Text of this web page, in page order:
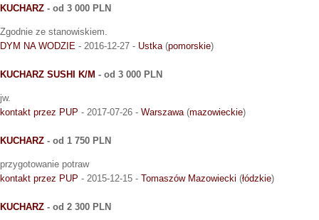
KUCHARZ - od 3 000 PLN
Zgodnie ze stanowiskiem.
DYM NA WODZIE - 2016-12-27 - Ustka (pomorskie)
KUCHARZ SUSHI K/M - od 3 000 PLN
jw.
kontakt przez PUP - 2017-07-26 - Warszawa (mazowieckie)
KUCHARZ - od 1 750 PLN
przygotowanie potraw
kontakt przez PUP - 2015-12-15 - Tomaszów Mazowiecki (łódzkie)
KUCHARZ - od 2 300 PLN